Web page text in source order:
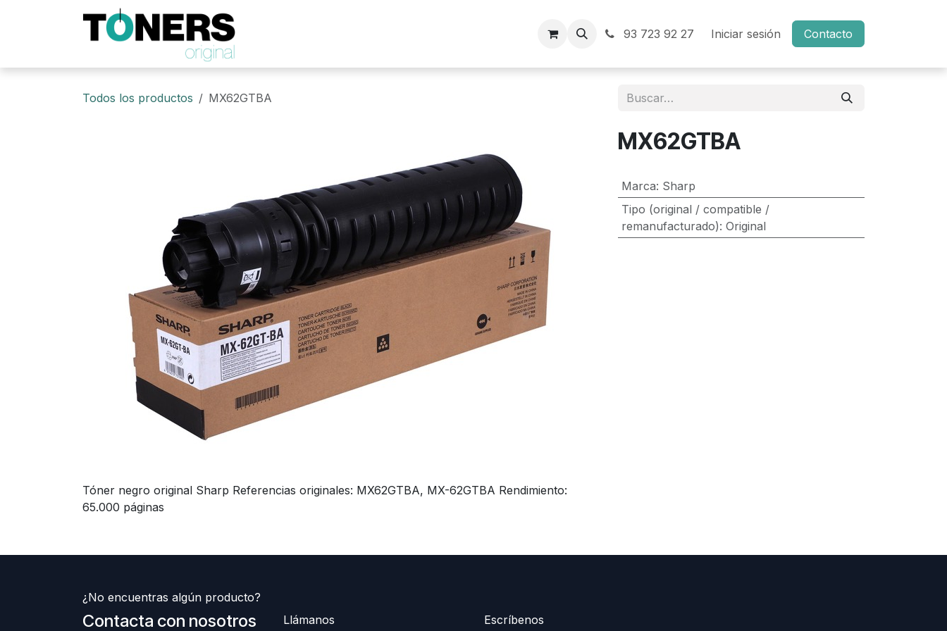
93 723 92 27 Iniciar sesión Contacto
Todos los productos MX62GTBA
Tóner negro original Sharp Referencias originales: MX62GTBA, MX-62GTBA Rendimiento:
65.000 páginas
MX62GTBA
Marca: Sharp
Tipo (original / compatible /
remanufacturado): Original
¿No encuentras algún producto?
Contacta con nosotros
Llámanos Escríbenos